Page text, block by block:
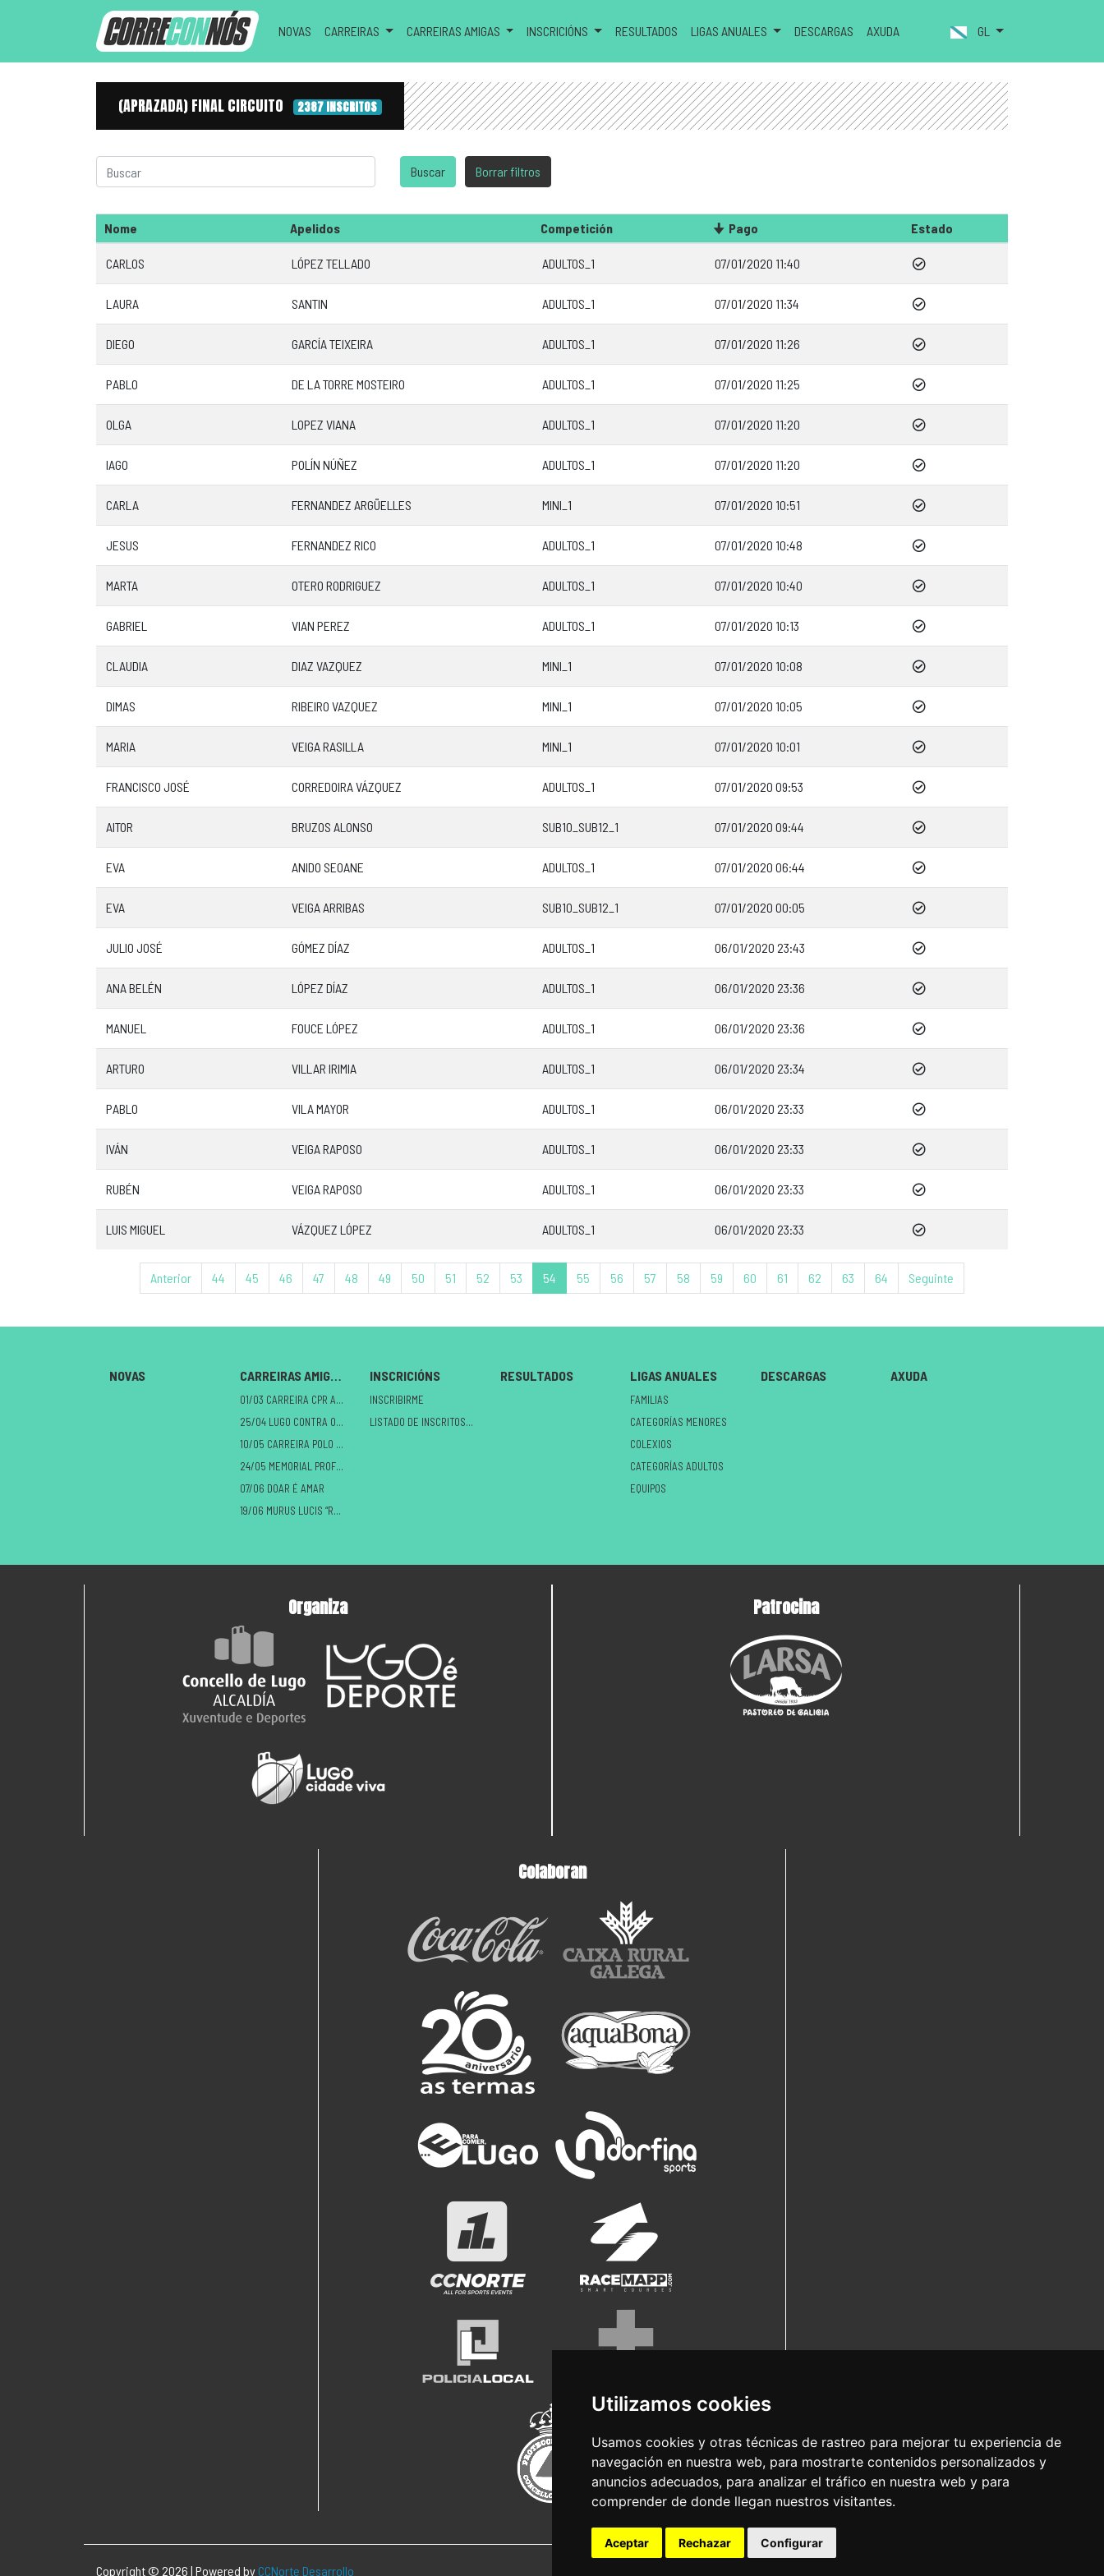
Utilizamos cookies
Usamos cookies y otras técnicas de rastreo para mejorar tu experiencia de
navegación en nuestra web, para mostrarte contenidos personalizados y
anuncios adecuados, para analizar el tráfico en nuestra web y para
comprender de donde llegan nuestros visitantes.
Aceptar Rechazar Configurar
NOVAS CARREIRAS CARREIRAS AMIGAS INSCRICIÓNS RESULTADOS LIGAS ANUALES DESCARGAS AXUDA GL
(APRAZADA) FINAL CIRCUITO 2387 INSCRITOS
Nome Apelidos Competición Pago Estado
CARLOS LÓPEZ TELLADO ADULTOS_1 07/01/2020 11:40
LAURA SANTIN ADULTOS_1 07/01/2020 11:34
DIEGO GARCÍA TEIXEIRA ADULTOS_1 07/01/2020 11:26
PABLO DE LA TORRE MOSTEIRO ADULTOS_1 07/01/2020 11:25
OLGA LOPEZ VIANA ADULTOS_1 07/01/2020 11:20
IAGO POLÍN NÚÑEZ ADULTOS_1 07/01/2020 11:20
CARLA FERNANDEZ ARGÜELLES MINI_1 07/01/2020 10:51
JESUS FERNANDEZ RICO ADULTOS_1 07/01/2020 10:48
MARTA OTERO RODRIGUEZ ADULTOS_1 07/01/2020 10:40
GABRIEL VIAN PEREZ ADULTOS_1 07/01/2020 10:13
CLAUDIA DIAZ VAZQUEZ MINI_1 07/01/2020 10:08
DIMAS RIBEIRO VAZQUEZ MINI_1 07/01/2020 10:05
MARIA VEIGA RASILLA MINI_1 07/01/2020 10:01
FRANCISCO JOSÉ CORREDOIRA VÁZQUEZ ADULTOS_1 07/01/2020 09:53
AITOR BRUZOS ALONSO SUB10_SUB12_1 07/01/2020 09:44
EVA ANIDO SEOANE ADULTOS_1 07/01/2020 06:44
EVA VEIGA ARRIBAS SUB10_SUB12_1 07/01/2020 00:05
JULIO JOSÉ GÓMEZ DÍAZ ADULTOS_1 06/01/2020 23:43
ANA BELÉN LÓPEZ DÍAZ ADULTOS_1 06/01/2020 23:36
MANUEL FOUCE LÓPEZ ADULTOS_1 06/01/2020 23:36
ARTURO VILLAR IRIMIA ADULTOS_1 06/01/2020 23:34
PABLO VILA MAYOR ADULTOS_1 06/01/2020 23:33
IVÁN VEIGA RAPOSO ADULTOS_1 06/01/2020 23:33
RUBÉN VEIGA RAPOSO ADULTOS_1 06/01/2020 23:33
LUIS MIGUEL VÁZQUEZ LÓPEZ ADULTOS_1 06/01/2020 23:33
Anterior 44 45 46 47 48 49 50 51 52 53 54 55 56 57 58 59 60 61 62 63 64 Seguinte
NOVAS CARREIRAS AMIGAS
01/03 CARREIRA CPR A MILAGROSA
25/04 LUGO CONTRA O CANCRO
10/05 CARREIRA POLO DANO CEREBRAL
24/05 MEMORIAL PROFE ALBERTO
07/06 DOAR É AMAR
19/06 MURUS LUCIS “ROMANOS VS CASTREXOS”
INSCRICIÓNS
INSCRIBIRME
LISTADO DE INSCRITOS NO CIRCUÍTO
RESULTADOS LIGAS ANUALES
FAMILIAS
CATEGORÍAS MENORES
COLEXIOS
CATEGORÍAS ADULTOS
EQUIPOS
DESCARGAS AXUDA
Organiza Patrocina
Colaboran
Copyright © 2026 | Powered by CCNorte Desarrollo